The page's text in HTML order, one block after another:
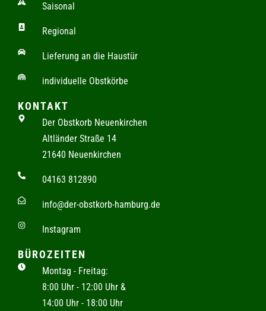
Saisonal
Regional
Lieferung an die Haustür
individuelle Obstkörbe
KONTAKT
Der Obstkorb Neuenkirchen
Altländer Straße 14
21640 Neuenkirchen
04163 812890
info@der-obstkorb-hamburg.de
Instagram
BÜROZEITEN
Montag - Freitag:
8:00 Uhr - 12:00 Uhr &
14:00 Uhr - 18:00 Uhr